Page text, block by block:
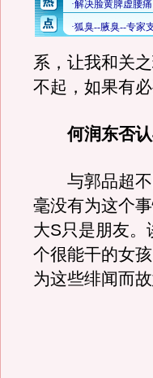
系，让我和关
不起，如果有
何润东否
与郭品超不
毫没有为这个
大S只是朋友。
个很能干的女
为这些绯闻而